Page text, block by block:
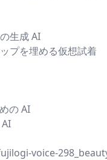
生成 AI
プを埋める仮想試着
の AI
voice-